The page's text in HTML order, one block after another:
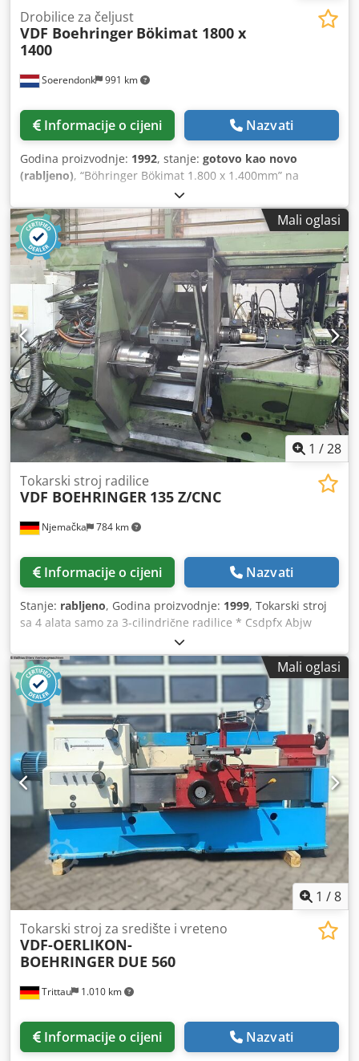
Soerendonk 991 km
Drobilice za čeljust
VDF Boehringer Bökimat 1800 x
1400
Informacije o cijeni Nazvati
Godina proizvodnje: 1992, stanje: gotovo kao novo
(rabljeno), “Böhringer Bökimat 1.800 x 1.400mm” na
prodaju Također mnogi drugi proizvođači poput: Metso /
Krupp / MFL / Svedala / IBAG / Parker / Siebtechnik.
Pronađite našu kompletnu zalihu na našoj web stranici.
Proizvođač: Böhringer Tip: Bökimat Veličina ulaza: 1.800 x
1.400 mm Godina proizvodnje: 1992 Električni motor:
Uključene Nove čeljusti uključene. Crjdpfx Abeggfmds Uof
Mali oglasi
1 /28
Njemačka 784 km
Tokarski stroj radilice
VDF BOEHRINGER 135 Z/CNC
Informacije o cijeni Nazvati
Stanje: rabljeno, Godina proizvodnje: 1999, Tokarski stroj
sa 4 alata samo za 3-cilindrične radilice * Csdpfx Abjw
Mali oglasi
1 /8
Trittau 1.010 km
Tokarski stroj za središte i vreteno
VDF-OERLIKON-
BOEHRINGER DUE 560
Informacije o cijeni Nazvati